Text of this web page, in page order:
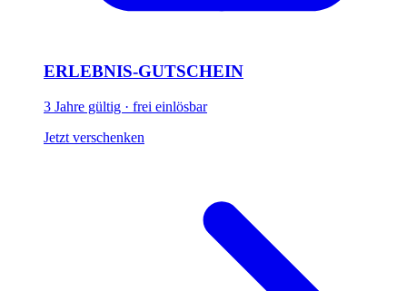
ERLEBNIS-GUTSCHEIN
3 Jahre gültig · frei einlösbar
Jetzt verschenken